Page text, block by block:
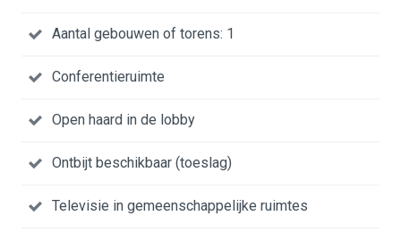
Aantal gebouwen of torens: 1
Conferentieruimte
Open haard in de lobby
Ontbijt beschikbaar (toeslag)
Televisie in gemeenschappelijke ruimtes